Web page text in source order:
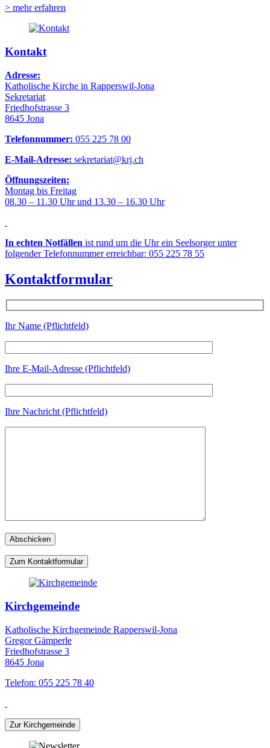
> mehr erfahren
Kontakt
Adresse:
Katholische Kirche in Rapperswil-Jona
Sekretariat
Friedhofstrasse 3
8645 Jona
Telefonnummer: 055 225 78 00
E-Mail-Adresse: sekretariat@krj.ch
Öffnungszeiten:
Montag bis Freitag
08.30 – 11.30 Uhr und 13.30 – 16.30 Uhr
In echten Notfällen ist rund um die Uhr ein Seelsorger unter
folgender Telefonnummer erreichbar: 055 225 78 55
Kontaktformular
Ihr Name (Pflichtfeld)
Ihre E-Mail-Adresse (Pflichtfeld)
Ihre Nachricht (Pflichtfeld)
Zum Kontaktformular
Kirchgemeinde
Katholische Kirchgemeinde Rapperswil-Jona
Gregor Gämperle
Friedhofstrasse 3
8645 Jona
Telefon: 055 225 78 40
Zur Kirchgemeinde